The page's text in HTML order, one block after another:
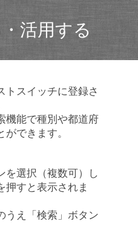
活用する
トスイッチに登録さ
機能で種別や都道府
できます。
を選択（複数可）し
押すと表示されま
うえ「検索」ボタン